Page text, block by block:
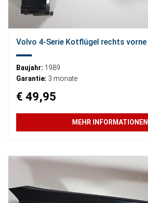
Volvo 4-Serie Kotflügel rechts vorne
Baujahr: 1989
Garantie: 3 monate
€ 49,95
MEHR INFORMATIONEN